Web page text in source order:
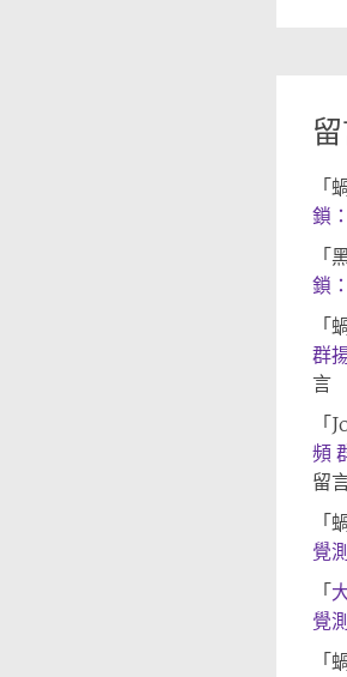
「
鎖
「
鎖
「
群
言
「
頻
留
「
覺
「
覺
「